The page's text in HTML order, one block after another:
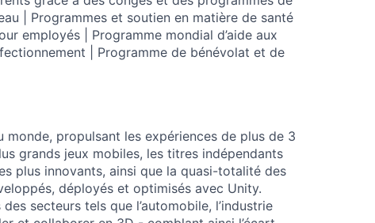
| Programmes et soutien en matière de santé
employés | Programme mondial d’aide aux
| Programme de bénévolat et de
propulsant les expériences de plus de 3
grands jeux mobiles, les titres indépendants
plus innovants, ainsi que la quasi-totalité des
déployés et optimisés avec Unity.
secteurs tels que l’automobile, l’industrie